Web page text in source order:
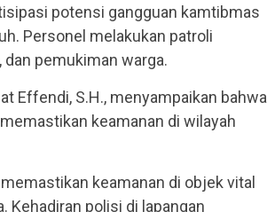
potensi gangguan kamtibmas
Personel melakukan patroli
pemukiman warga.
Effendi, S.H., menyampaikan bahwa
keamanan di wilayah
keamanan di objek vital
Kehadiran polisi di lapangan